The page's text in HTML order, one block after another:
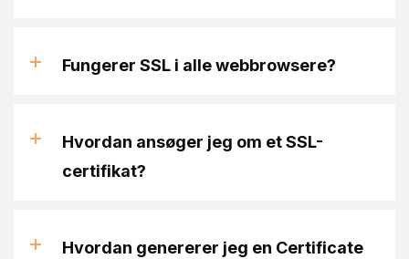
Fungerer SSL i alle webbrowsere?
Hvordan ansøger jeg om et SSL-
certifikat?
Hvordan genererer jeg en Certificate